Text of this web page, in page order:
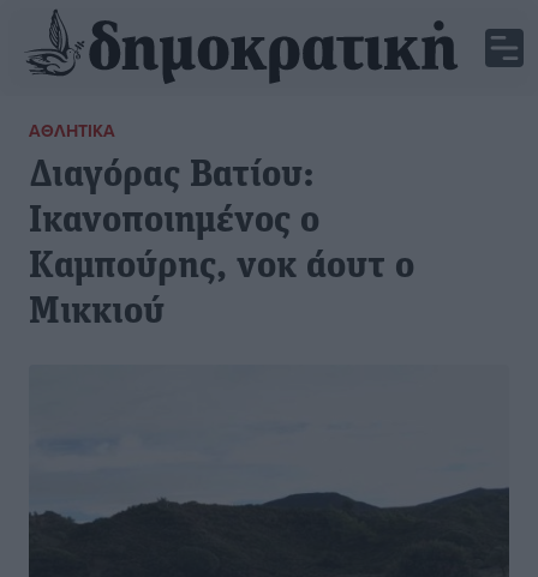
ΑΘΛΗΤΙΚΆ
Διαγόρας Βατίου:
Ικανοποιημένος ο
Καμπούρης, νοκ άουτ ο
Μικκιού